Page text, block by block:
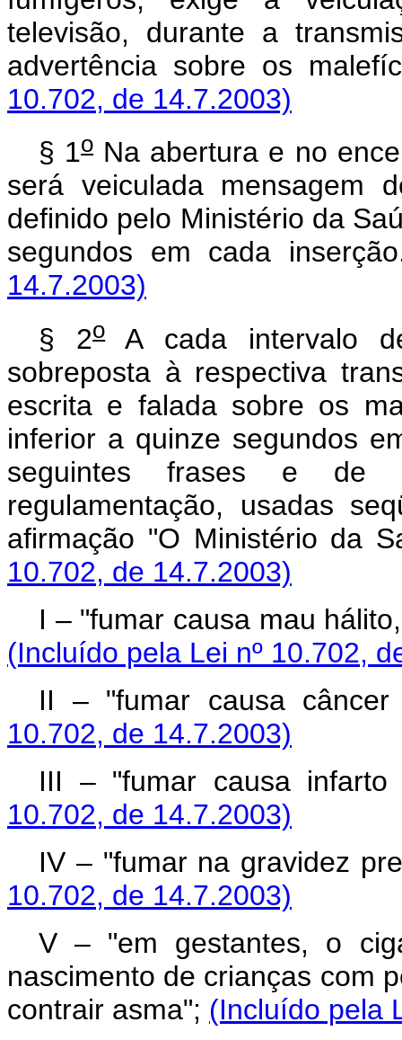
televisão, durante a
advertência sobre os
10.702, de 14.7.2003)
§ 1oNa abertura e no
será veiculada mensagem
definido pelo Ministério da
segundos em cada
14.7.2003)
§ 2oA cada intervalo
sobreposta à respectiva
escrita e falada sobre os
inferior a quinze segundos
seguintes frases e de
regulamentação, usadas
afirmação "O Ministério da
10.702, de 14.7.2003)
I – "fumar causa mau
(Incluído pela Lei nº 10.702,
II – "fumar causa
10.702, de 14.7.2003)
III – "fumar causa
10.702, de 14.7.2003)
IV – "fumar na gravidez
10.702, de 14.7.2003)
V – "em gestantes, o
nascimento de crianças com
contrair asma"; (Incluído pela